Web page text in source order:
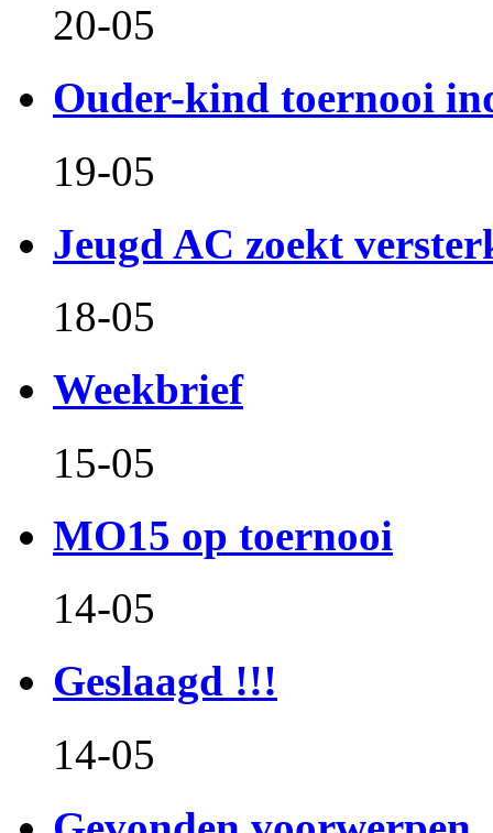
20-05
Ouder-kind toernooi
19-05
Jeugd AC zoekt
18-05
Weekbrief
15-05
MO15 op toernooi
14-05
Geslaagd !!!
14-05